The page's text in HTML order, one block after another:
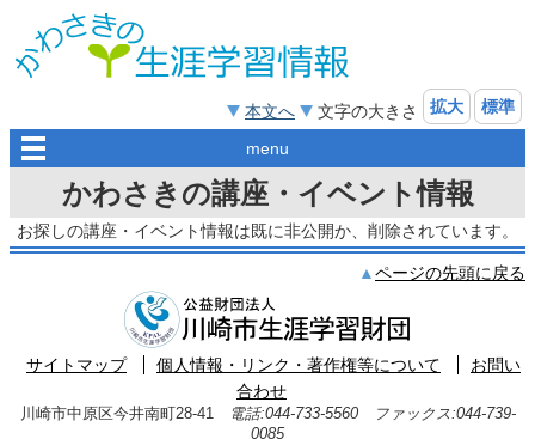
本文へ 文字の大きさ 拡大 標準
menu
かわさきの講座・イベント情報
お探しの講座・イベント情報は既に非公開か、削除されています。
ページの先頭に戻る
サイトマップ 個人情報・リンク・著作権等について
お問い
合わせ
川崎市中原区今井南町28-41
電話:044-733-5560 ファックス:044-739-
0085